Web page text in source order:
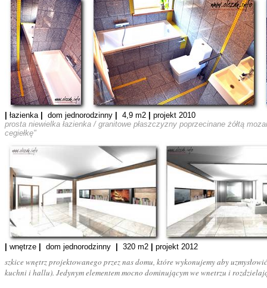
łazienka dom jednorodzinny 4,9 m2
projekt 2010
prosta niewielka łazienka / granitowe płaszczyzny poprzecinane żółtą
cegiełkę"
wnętrze dom jednorodzinny 320 m2 projekt 2012
szkice wnętrz projektowanego przez nas domu, które wykonujemy aby
kuchni i hallu). Jedynym elementem mocno dominującym we wnetrzu i